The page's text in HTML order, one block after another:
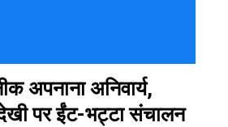
अपनाना अनिवार्य,
पर ईंट-भट्टा संचालन